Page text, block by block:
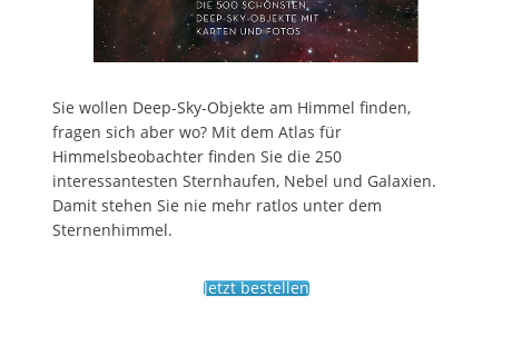
Sie wollen Deep-Sky-Objekte am Himmel finden,
fragen sich aber wo? Mit dem Atlas für
Himmelsbeobachter finden Sie die 250
interessantesten Sternhaufen, Nebel und Galaxien.
Damit stehen Sie nie mehr ratlos unter dem
Sternenhimmel.
Jetzt bestellen